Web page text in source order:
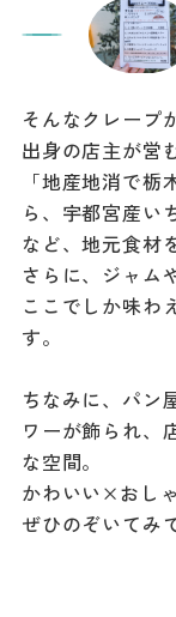
そんなクレープ
出身の店主が営
「地産地消で
ら、宇都宮産い
など、地元食材
さらに、ジャム
ここでしか味わ
す。
ちなみに、パン
ワーが飾られ、
な空間。
かわいい×おし
ぜひのぞいてみ